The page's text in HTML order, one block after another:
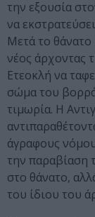
την εξουσία
να
Μετά το
νέος άρχοντας
Ετεοκλή να
σώμα του
τιμωρία. Η
άγραφους
την παραβίαση
στο θάνατο,
του ίδιου του